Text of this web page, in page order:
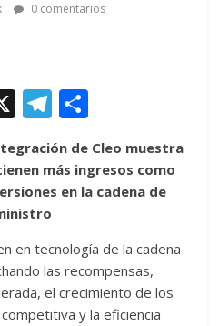
0 comentarios
X T
el
e
gr
m
o
m
p
ti
r
de Cleo muestra
más ingresos como
en la cadena de
en tecnología de la cadena
las recompensas,
el crecimiento de los
y la eficiencia